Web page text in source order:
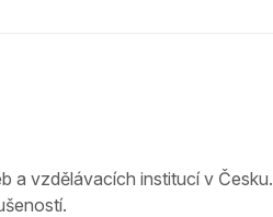
a vzdělávacích institucí v Česku.